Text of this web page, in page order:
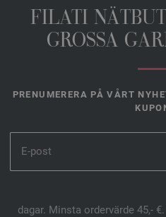
FILATI
GROSSA
PRENUMERERA PÅ VÅRT
dagar. Minsta ordervärde 45,-